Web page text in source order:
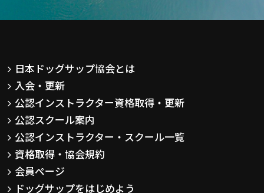
日本ドッグサップ協会とは
入会・更新
公認インストラクター資格取得・更新
公認スクール案内
公認インストラクター・スクール一覧
資格取得・協会規約
会員ページ
ドッグサップをはじめよう